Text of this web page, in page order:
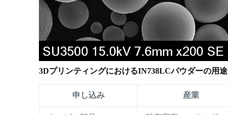
3DプリンティングにおけるIN738LCパウダーの用途
申し込み 産業